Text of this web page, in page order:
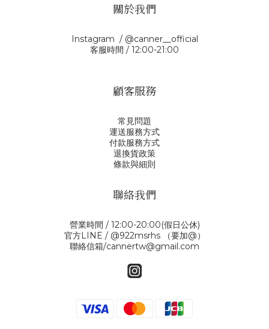
關於我們
Instagram / @canner__official
客服時間 / 12:00-21:00
顧客服務
常見問題
運送服務方式
付款服務方式
退換貨政策
條款與細則
聯絡我們
營業時間 / 12:00-20:00(假日公休)
官方LINE / @922msrhs （要加@）
聯絡信箱/cannertw@gmail.com